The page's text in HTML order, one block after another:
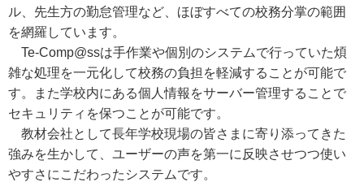
ル、先生方の勤怠管理など、ほぼすべての校務分掌の範囲
を網羅しています。
Te-Comp@ssは手作業や個別のシステムで行っていた煩
雑な処理を一元化して校務の負担を軽減することが可能で
す。また学校内にある個人情報をサーバー管理することで
セキュリティを保つことが可能です。
教材会社として長年学校現場の皆さまに寄り添ってきた
強みを生かして、ユーザーの声を第一に反映させつつ使い
やすさにこだわったシステムです。